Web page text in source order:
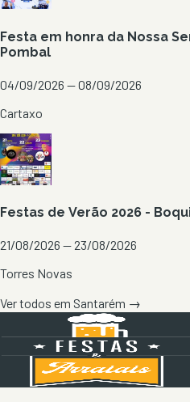
Festa em honra da Nossa
Pombal
04/09/2026 — 08/09/2026
Cartaxo
Festas de Verão 2026 -
21/08/2026 — 23/08/2026
Torres Novas
Ver todos em Santarém →